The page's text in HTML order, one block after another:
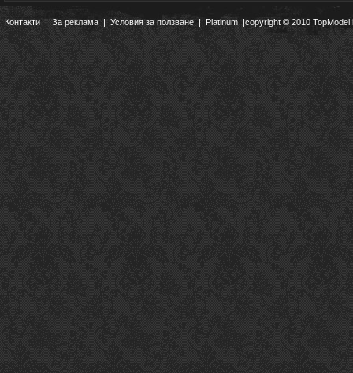
Контакти|За реклама | Условия за ползване | Platinum |copyright © 2010